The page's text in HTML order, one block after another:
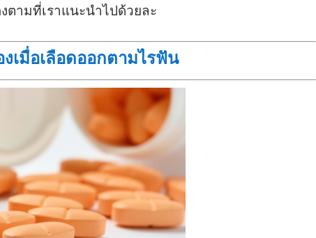
ตามที่เราแนะนำไปด้วยละ
เมื่อเลือดออกตามไรฟัน